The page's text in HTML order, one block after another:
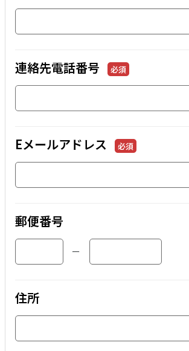
連絡先電話番号 必須
Eメールアドレス 必須
郵便番号
ー
住所